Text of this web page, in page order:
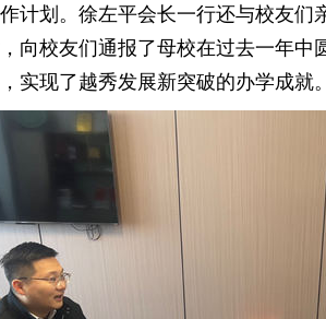
计划。徐左平会长一行还与校友们
向校友们通报了母校在过去一年中
实现了越秀发展新突破的办学成就。